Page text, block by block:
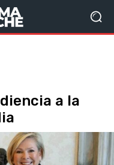
a la